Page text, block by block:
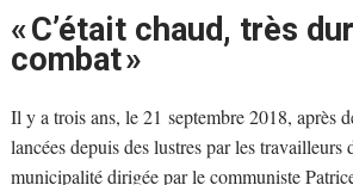
« C’était chaud, très
combat »
Il y a trois ans, le 21 septembre 2018, après
lancées depuis des lustres par les travailleurs
municipalité dirigée par le communiste